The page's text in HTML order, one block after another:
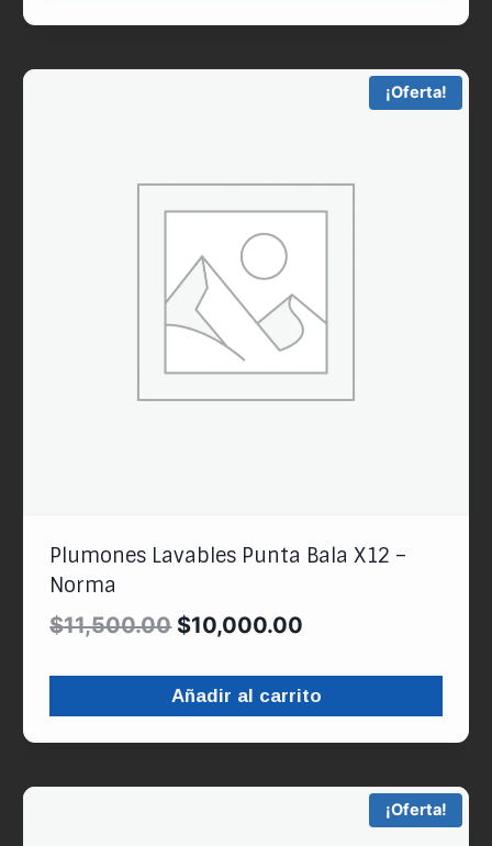
¡Oferta!
Plumones Lavables Punta Bala X12 –
Norma
$11,500.00 $10,000.00
Añadir al carrito
¡Oferta!